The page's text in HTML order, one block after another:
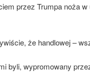
przez Trumpa noża
że handlowej –
byli, wypromowany